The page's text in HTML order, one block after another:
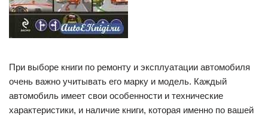
При выборе книги по ремонту и эксплуатации автомобиля
очень важно учитывать его марку и модель. Каждый
автомобиль имеет свои особенности и технические
характеристики, и наличие книги, которая именно по вашей